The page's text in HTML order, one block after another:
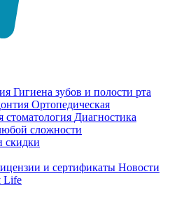
Гигиена зубов и полости рта
Ортопедическая
стоматология Диагностика
сложности
скидки
и сертификаты Новости
Life